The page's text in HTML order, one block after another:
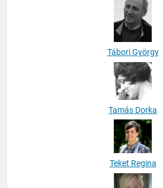
Tábori György
Tamás Dorka
Teket Regina